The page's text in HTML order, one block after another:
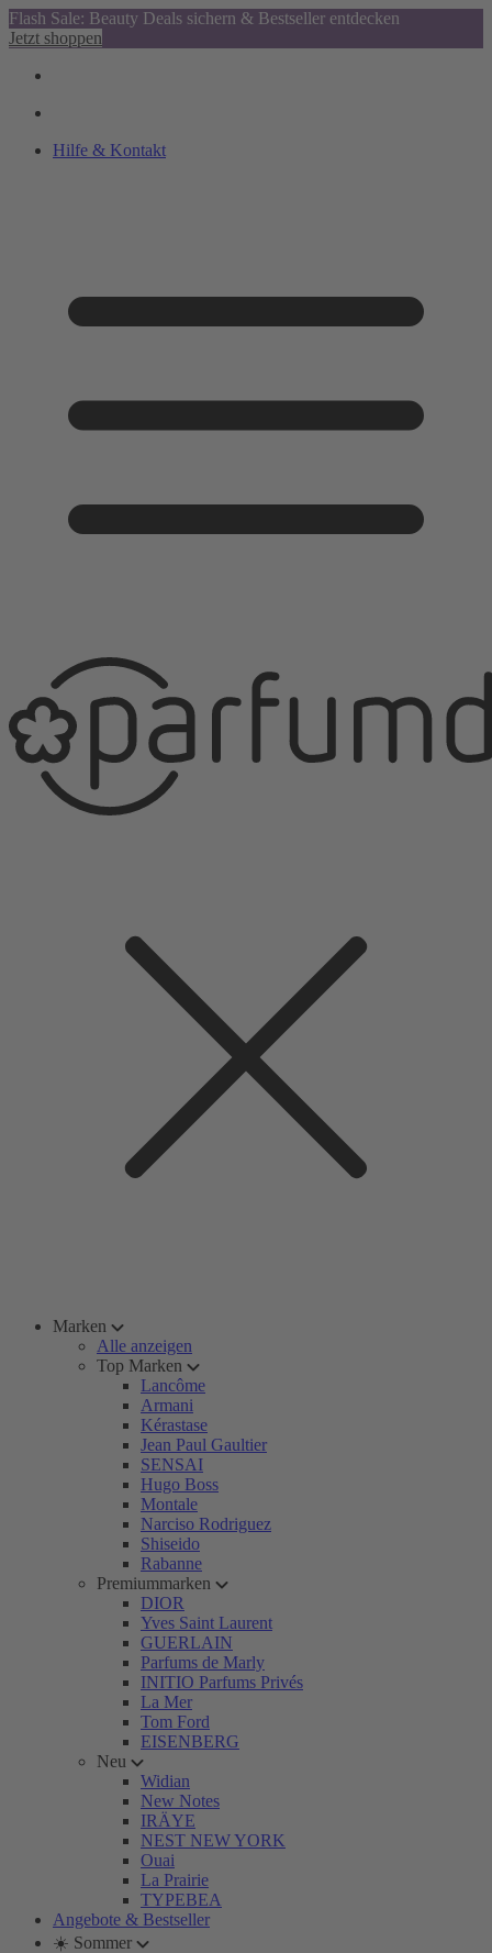
Flash Sale: Beauty Deals sichern & Bestseller entdecken
Jetzt shoppen
Hilfe & Kontakt
Marken
Alle anzeigen
Top Marken
Lancôme
Armani
Kérastase
Jean Paul Gaultier
SENSAI
Hugo Boss
Montale
Narciso Rodriguez
Shiseido
Rabanne
Premiummarken
DIOR
Yves Saint Laurent
GUERLAIN
Parfums de Marly
INITIO Parfums Privés
La Mer
Tom Ford
EISENBERG
Neu
Widian
New Notes
IRÄYE
NEST NEW YORK
Ouai
La Prairie
TYPEBEA
Angebote & Bestseller
☀️ Sommer